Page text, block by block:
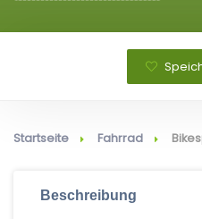
Startseite Fahrrad
Beschreibung